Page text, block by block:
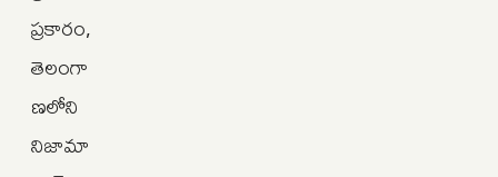
ప్రకారం,
తెలంగా
ణలోని
నిజామా